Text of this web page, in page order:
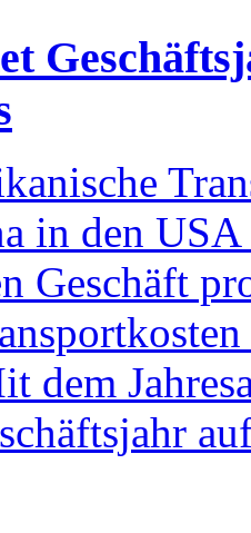
in den
Geschäft
dem